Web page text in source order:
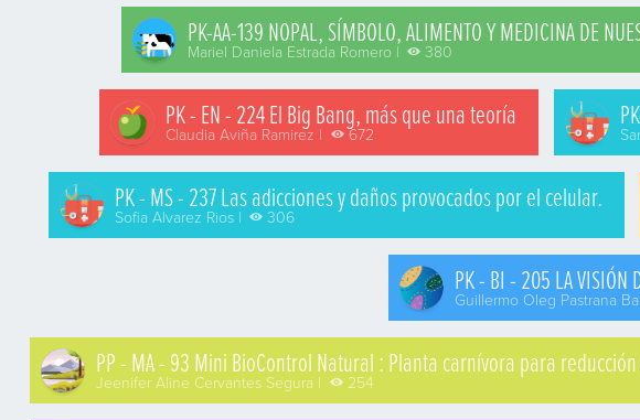
PK-AA-139 NOPAL, SÍMBOLO, ALIMENTO Y MEDICINA DE
Mariel Daniela Estrada Romero | 380
PK - EN - 224 El Big Bang, más que una teoría
Claudia Aviña Ramirez | 672
PK - MS - 237 Las adicciones y daños provocados por el celular.
Sofia Alvarez Rios | 306
PK - BI - 205 LA VISIÓN
Guillermo Oleg Pastrana
PP - MA - 93 Mini BioControl Natural : Planta carnívora para
Jeenifer Aline Cervantes Segura | 254